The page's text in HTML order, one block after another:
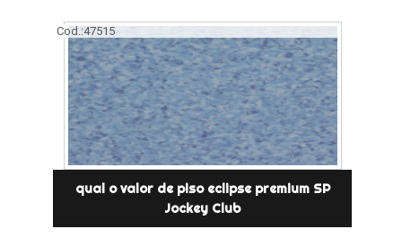
Cod.:47515
qual o valor de piso eclipse premium SP
Jockey Club